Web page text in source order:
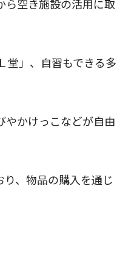
ら空き施設の活用に取
堂」、自習もできる多
やかけっこなどが自由
、物品の購入を通じ